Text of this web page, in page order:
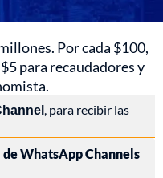
Por cada $100,
para recaudadores y
, para recibir las
WhatsApp Channels